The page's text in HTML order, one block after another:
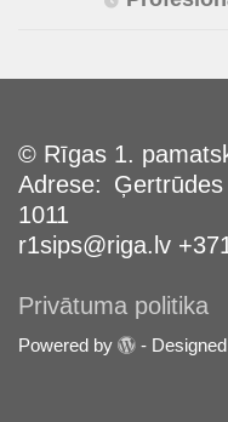
© Rīgas 1.
Adrese:
1011
r1sips@riga.lv
Privātuma politika
Powered by -